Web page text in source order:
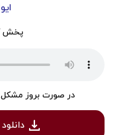
پخش
در صورت بروز مشکل